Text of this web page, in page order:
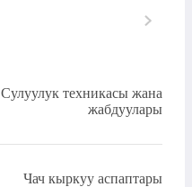
Сулуулук техникасы жана
жабдуулары
Чач кыркуу аспаптары